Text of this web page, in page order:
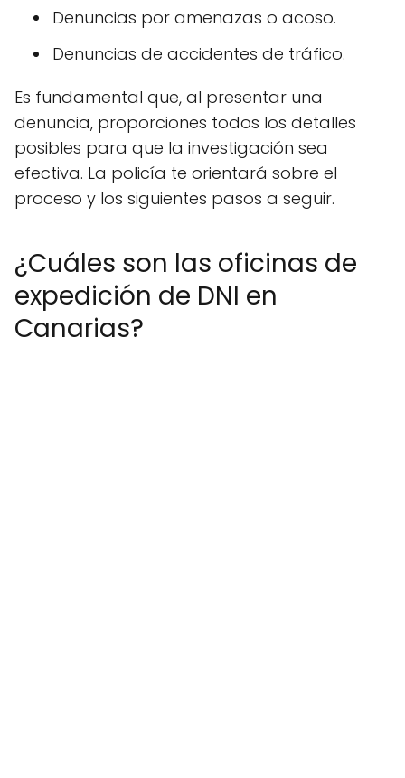
Denuncias por amenazas o acoso.
Denuncias de accidentes de tráfico.
Es fundamental que, al presentar una
denuncia, proporciones todos los detalles
posibles para que la investigación sea
efectiva. La policía te orientará sobre el
proceso y los siguientes pasos a seguir.
¿Cuáles son las oficinas de
expedición de DNI en
Canarias?